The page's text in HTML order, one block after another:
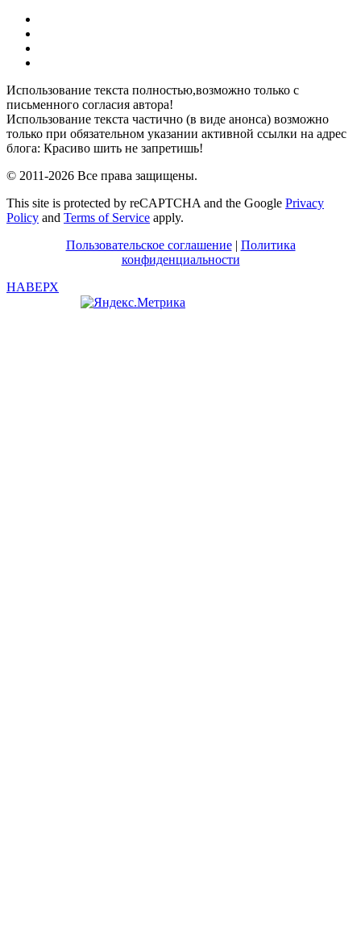
Использование текста полностью,возможно только с
письменного согласия автора!
Использование текста частично (в виде анонса) возможно
только при обязательном указании активной ссылки на адрес
блога: Красиво шить не запретишь!
© 2011-2026 Все права защищены.
This site is protected by reCAPTCHA and the Google Privacy
Policy and Terms of Service apply.
Пользовательское соглашение| Политика
конфиденциальности
НАВЕРХ